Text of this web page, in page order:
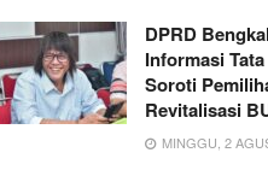
DPRD
Informasi
Soroti
Revitalisasi
MINGGU, 2